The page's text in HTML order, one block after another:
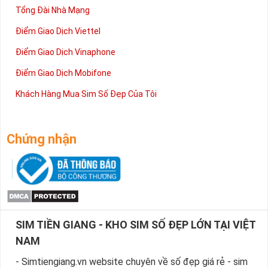
Tổng Đài Nhà Mạng
Điểm Giao Dịch Viettel
Điểm Giao Dịch Vinaphone
Điểm Giao Dịch Mobifone
Khách Hàng Mua Sim Số Đẹp Của Tôi
Chứng nhận
SIM TIỀN GIANG - KHO SIM SỐ ĐẸP LỚN TẠI VIỆT
NAM
- Simtiengiang.vn website chuyên về số đẹp giá rẻ - sim